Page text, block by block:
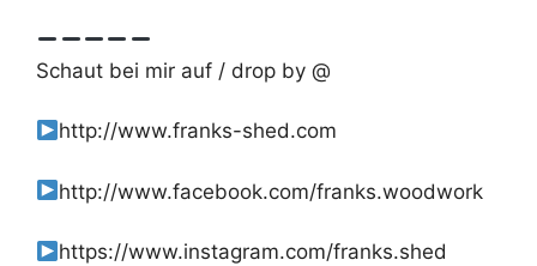
Schaut bei mir auf / drop by @
http://www.franks-shed.com
http://www.facebook.com/franks.woodwork
https://www.instagram.com/franks.shed